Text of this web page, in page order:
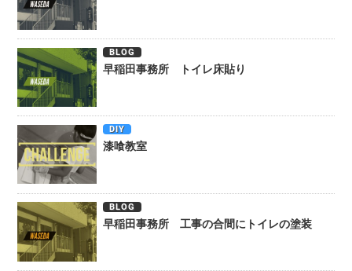
BLOG
早稲田事務所 トイレ床貼り
DIY
漆喰教室
BLOG
早稲田事務所 工事の合間にトイレの塗装